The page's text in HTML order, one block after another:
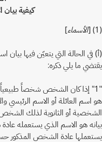
كيفية بيان
(1) [
الأسماء]
(أ) في الحالة التي يتعيّن فيها
يقتضي ما يلي ذكره:
"1" إذا كان الشخص شخصاً
هو اسم العائلة أو الاسم الرئيسي
الشخصية أو الثانوية لذلك
بيانه هو الاسم الذي يستعمله
يستعملها عادة الشخص المذكور